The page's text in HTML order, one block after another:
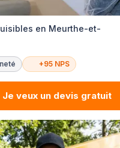
en Meurthe-et-
+95 NPS
Je veux un devis gratuit